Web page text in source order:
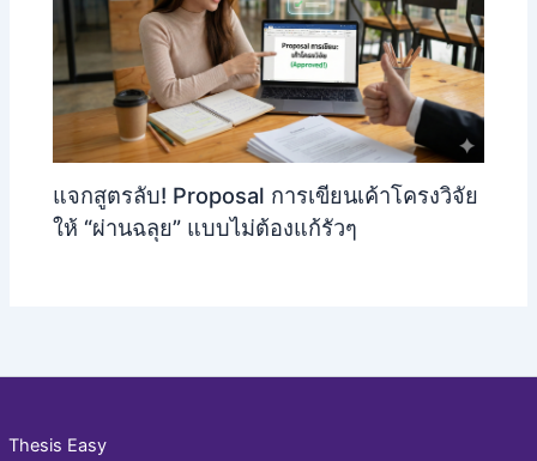
แจกสูตรลับ! Proposal การเขียนเค้าโครงวิจัย
ให้ “ผ่านฉลุย” แบบไม่ต้องแก้รัวๆ
Thesis Easy